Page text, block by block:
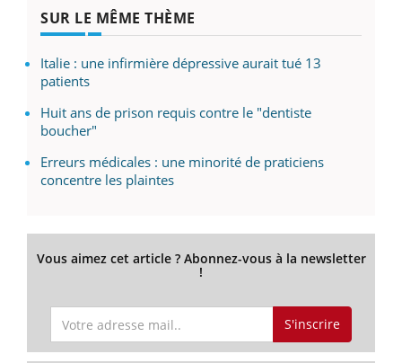
SUR LE MÊME THÈME
Italie : une infirmière dépressive aurait tué 13
patients
Huit ans de prison requis contre le "dentiste
boucher"
Erreurs médicales : une minorité de praticiens
concentre les plaintes
Vous aimez cet article ? Abonnez-vous à la newsletter
!
S'inscrire